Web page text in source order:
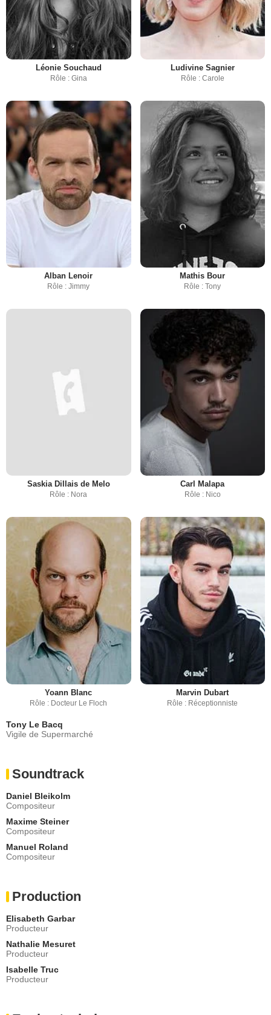
Léonie Souchaud
Rôle : Gina
Ludivine Sagnier
Rôle : Carole
Alban Lenoir
Rôle : Jimmy
Mathis Bour
Rôle : Tony
Saskia Dillais de Melo
Rôle : Nora
Carl Malapa
Rôle : Nico
Yoann Blanc
Rôle : Docteur Le Floch
Marvin Dubart
Rôle : Réceptionniste
Tony Le Bacq
Vigile de Supermarché
Soundtrack
Daniel Bleikolm
Compositeur
Maxime Steiner
Compositeur
Manuel Roland
Compositeur
Production
Elisabeth Garbar
Producteur
Nathalie Mesuret
Producteur
Isabelle Truc
Producteur